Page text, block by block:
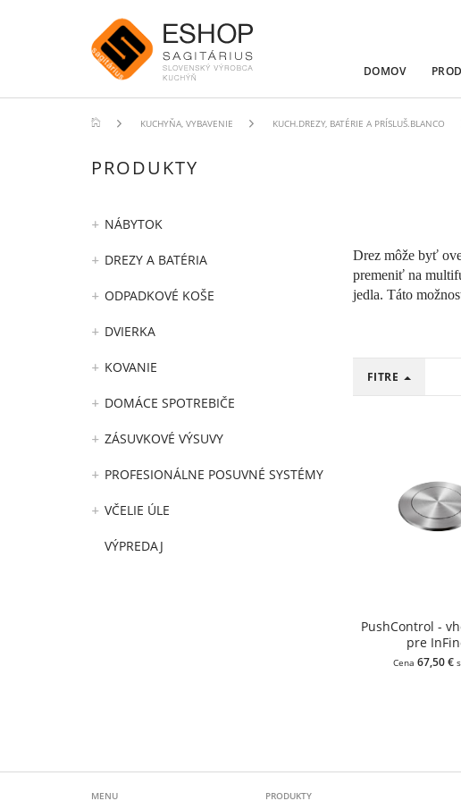
KUCHYŇA, VYBAVENIE KUCH.DREZY, BATÉRIE A PRÍSLUŠ.BLANCO
PRODUKTY
NÁBYTOK
DREZY A BATÉRIA
ODPADKOVÉ KOŠE
DVIERKA
KOVANIE
DOMÁCE SPOTREBIČE
ZÁSUVKOVÉ VÝSUVY
PROFESIONÁLNE POSUVNÉ SYSTÉMY
VČELIE ÚLE
VÝPREDAJ
Drez môže byť
premeniť na
jedla. Táto
FITRE
PushControl -
pre
Cena 67,50 €
MENU PRODUKTY
DOMOV